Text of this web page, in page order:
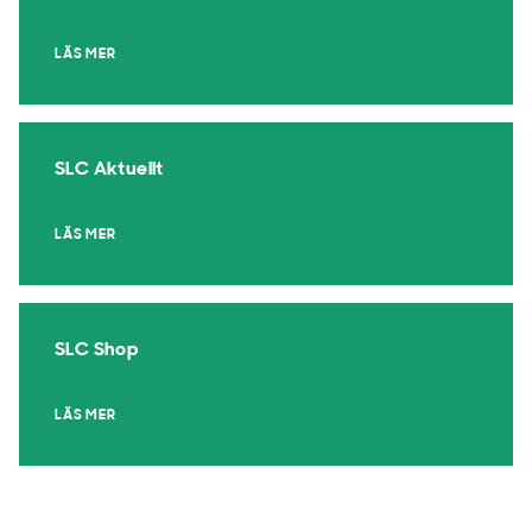
LÄS MER
SLC Aktuellt
LÄS MER
SLC Shop
LÄS MER